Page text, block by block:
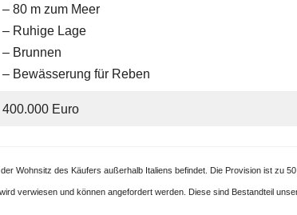
– 80 m zum Meer
– Ruhige Lage
– Brunnen
– Bewässerung für Reben
400.000 Euro
Wohnsitz des Käufers außerhalb Italiens befindet. Die Provision ist zu
verwiesen und können angefordert werden. Diese sind Bestandteil